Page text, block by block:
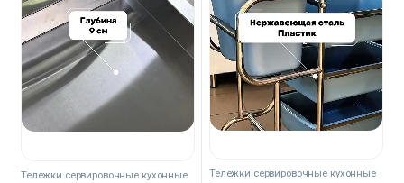
Тележки сервировочные кухонные Тележки сервировочные кухонные